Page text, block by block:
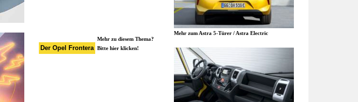
Der Opel Frontera
Mehr zu diesem Thema?
Bitte hier klicken!
Mehr zum Astra 5-Türer / Astra Electric